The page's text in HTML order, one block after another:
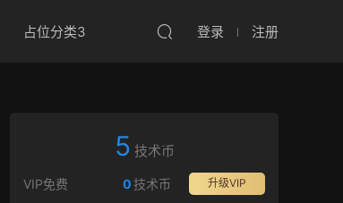
占位分类3 登录 注册
5 技术币
VIP免费 升级VIP
0技术币